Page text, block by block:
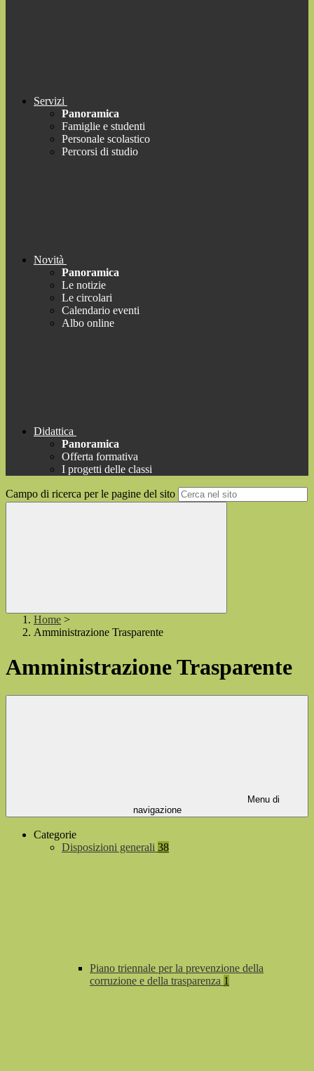
Servizi
Panoramica
Famiglie e studenti
Personale scolastico
Percorsi di studio
Novità
Panoramica
Le notizie
Le circolari
Calendario eventi
Albo online
Didattica
Panoramica
Offerta formativa
I progetti delle classi
Campo di ricerca per le pagine del sito
Home >
Amministrazione Trasparente
Amministrazione Trasparente
Menu di
navigazione
Categorie
Disposizioni generali 38
Piano triennale per la prevenzione della
corruzione e della trasparenza 1